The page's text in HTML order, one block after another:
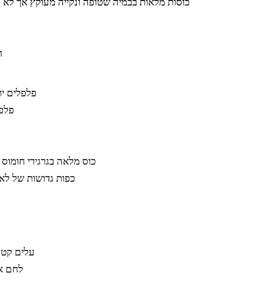
3 פלפלים
2
1 כוס מלאה בגרגירי
10 כפות גדושות של
עלים
לחם